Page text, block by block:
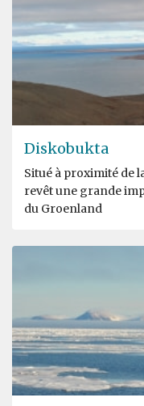
Diskobukta
Situé à proximité de
revêt une grande
du Groenland